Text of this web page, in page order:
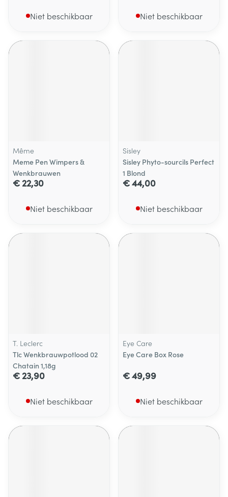
Niet beschikbaar Niet beschikbaar
Même
Meme Pen Wimpers &
Wenkbrauwen
€ 22,30
Niet beschikbaar
Sisley
Sisley Phyto-sourcils Perfect
1 Blond
€ 44,00
Niet beschikbaar
T. Leclerc
Tlc Wenkbrauwpotlood 02
Chatain 1,18g
€ 23,90
Niet beschikbaar
Eye Care
Eye Care Box Rose
€ 49,99
Niet beschikbaar